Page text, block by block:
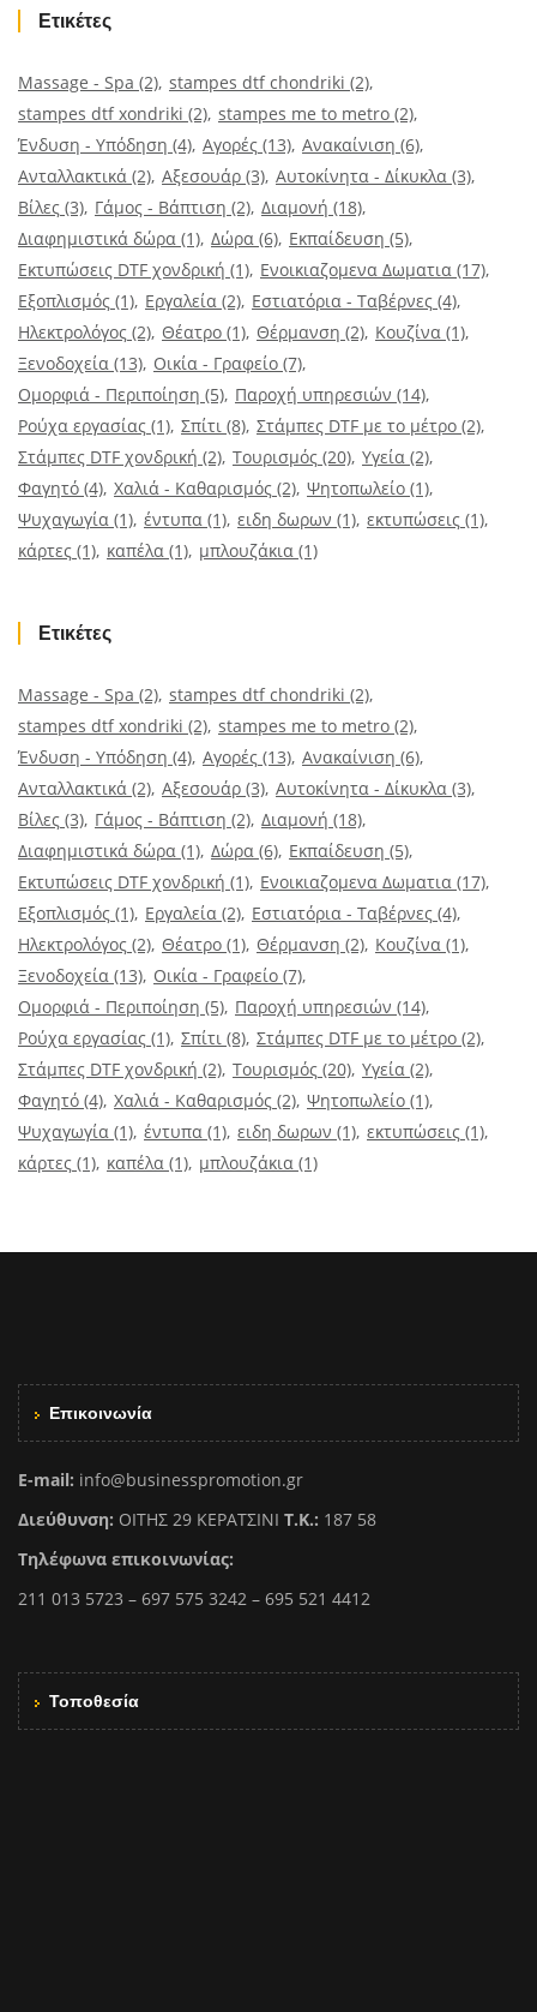
Ετικέτες
Massage - Spa (2) stampes dtf chondriki (2)
stampes dtf xondriki (2) stampes me to metro (2)
Ένδυση - Υπόδηση (4) Αγορές (13) Ανακαίνιση (6)
Ανταλλακτικά (2) Αξεσουάρ (3) Αυτοκίνητα - Δίκυκλα (3)
Βίλες (3) Γάμος - Βάπτιση (2) Διαμονή (18)
Διαφημιστικά δώρα (1) Δώρα (6) Εκπαίδευση (5)
Εκτυπώσεις DTF χονδρική (1) Ενοικιαζομενα Δωματια (17)
Εξοπλισμός (1) Εργαλεία (2) Εστιατόρια - Ταβέρνες (4)
Ηλεκτρολόγος (2) Θέατρο (1) Θέρμανση (2) Κουζίνα (1)
Ξενοδοχεία (13) Οικία - Γραφείο (7)
Ομορφιά - Περιποίηση (5) Παροχή υπηρεσιών (14)
Ρούχα εργασίας (1) Σπίτι (8) Στάμπες DTF με το μέτρο (2)
Στάμπες DTF χονδρική (2) Τουρισμός (20) Υγεία (2)
Φαγητό (4) Χαλιά - Καθαρισμός (2) Ψητοπωλείο (1)
Ψυχαγωγία (1) έντυπα (1) ειδη δωρων (1) εκτυπώσεις (1)
κάρτες (1) καπέλα (1) μπλουζάκια (1)
Ετικέτες
Massage - Spa (2) stampes dtf chondriki (2)
stampes dtf xondriki (2) stampes me to metro (2)
Ένδυση - Υπόδηση (4) Αγορές (13) Ανακαίνιση (6)
Ανταλλακτικά (2) Αξεσουάρ (3) Αυτοκίνητα - Δίκυκλα (3)
Βίλες (3) Γάμος - Βάπτιση (2) Διαμονή (18)
Διαφημιστικά δώρα (1) Δώρα (6) Εκπαίδευση (5)
Εκτυπώσεις DTF χονδρική (1) Ενοικιαζομενα Δωματια (17)
Εξοπλισμός (1) Εργαλεία (2) Εστιατόρια - Ταβέρνες (4)
Ηλεκτρολόγος (2) Θέατρο (1) Θέρμανση (2) Κουζίνα (1)
Ξενοδοχεία (13) Οικία - Γραφείο (7)
Ομορφιά - Περιποίηση (5) Παροχή υπηρεσιών (14)
Ρούχα εργασίας (1) Σπίτι (8) Στάμπες DTF με το μέτρο (2)
Στάμπες DTF χονδρική (2) Τουρισμός (20) Υγεία (2)
Φαγητό (4) Χαλιά - Καθαρισμός (2) Ψητοπωλείο (1)
Ψυχαγωγία (1) έντυπα (1) ειδη δωρων (1) εκτυπώσεις (1)
κάρτες (1) καπέλα (1) μπλουζάκια (1)
Επικοινωνία
E-mail: info@businesspromotion.gr
Διεύθυνση: ΟΙΤΗΣ 29 ΚΕΡΑΤΣΙΝΙ Τ.Κ.: 187 58
Τηλέφωνα επικοινωνίας:
211 013 5723 – 697 575 3242 – 695 521 4412
Τοποθεσία